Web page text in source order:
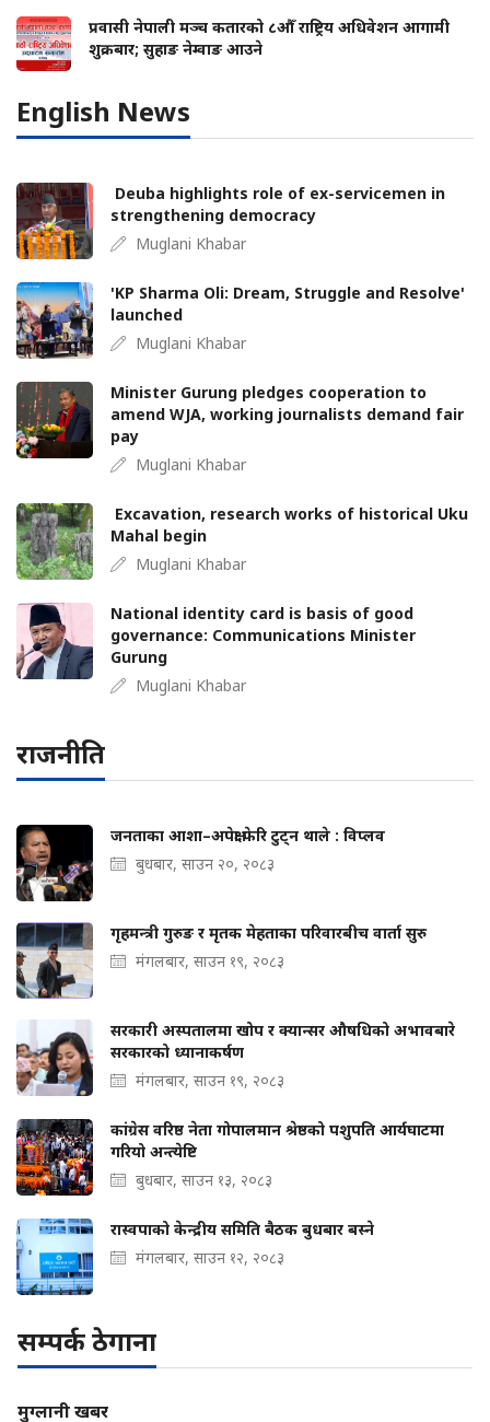
प्रवासी नेपाली मञ्च कतारको ८औँ राष्ट्रिय अधिवेशन आगामी
शुक्रबार; सुहाङ नेम्वाङ आउने
English News
Deuba highlights role of ex-servicemen in
strengthening democracy
Muglani Khabar
'KP Sharma Oli: Dream, Struggle and Resolve'
launched
Muglani Khabar
Minister Gurung pledges cooperation to
amend WJA, working journalists demand fair
pay
Muglani Khabar
Excavation, research works of historical Uku
Mahal begin
Muglani Khabar
National identity card is basis of good
governance: Communications Minister
Gurung
Muglani Khabar
राजनीति
जनताका आशा–अपेक्षा फेरि टुट्न थाले : विप्लव
बुधबार, साउन २०, २०८३
गृहमन्त्री गुरुङ र मृतक मेहताका परिवारबीच वार्ता सुरु
मंगलबार, साउन १९, २०८३
सरकारी अस्पतालमा खोप र क्यान्सर औषधिको अभावबारे
सरकारको ध्यानाकर्षण
मंगलबार, साउन १९, २०८३
कांग्रेस वरिष्ठ नेता गोपालमान श्रेष्ठको पशुपति आर्यघाटमा
गरियो अन्त्येष्टि
बुधबार, साउन १३, २०८३
रास्वपाको केन्द्रीय समिति बैठक बुधबार बस्ने
मंगलबार, साउन १२, २०८३
सम्पर्क ठेगाना
मुग्लानी खबर